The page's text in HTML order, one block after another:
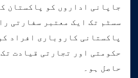
جاپانی اداروں کو پاکستان
سسٹم تک ایک معتبر سفارتی
پاکستانی کاروباری افراد
حکومتی اور تجارتی قیادت
حاصل ہو۔